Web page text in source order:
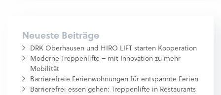
Neueste Beiträge
DRK Oberhausen und HIRO LIFT starten Kooperation
Moderne Treppenlifte – mit Innovation zu mehr
Mobilität
Barrierefreie Ferienwohnungen für entspannte Ferien
Barrierefrei essen gehen: Treppenlifte in Restaurants